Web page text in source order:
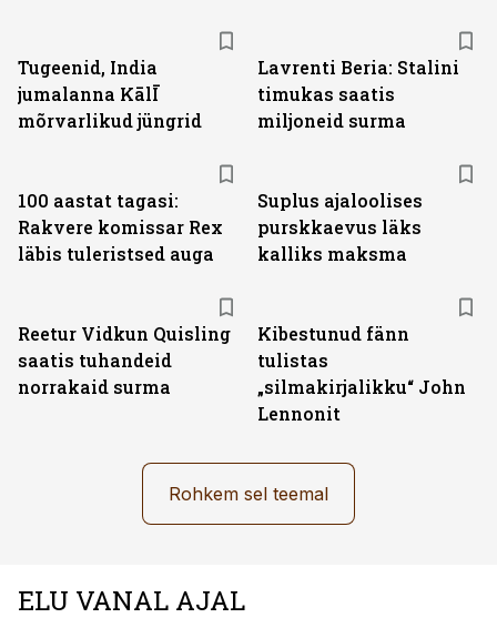
Tugeenid, India
jumalanna KālĪ
mõrvarlikud jüngrid
Lavrenti Beria: Stalini
timukas saatis
miljoneid surma
100 aastat tagasi:
Rakvere komissar Rex
läbis tuleristsed auga
Suplus ajaloolises
purskkaevus läks
kalliks maksma
Reetur Vidkun Quisling
saatis tuhandeid
norrakaid surma
Kibestunud fänn
tulistas
„silmakirjalikku“ John
Lennonit
Rohkem sel teemal
ELU VANAL AJAL